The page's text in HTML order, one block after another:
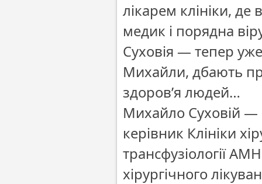
лікарем клініки,
медик і порядна
Суховія — тепер
Михайли, дбають
здоров’я людей…
Михайло Суховій —
керівник Клініки
трансфузіології
хірургічного